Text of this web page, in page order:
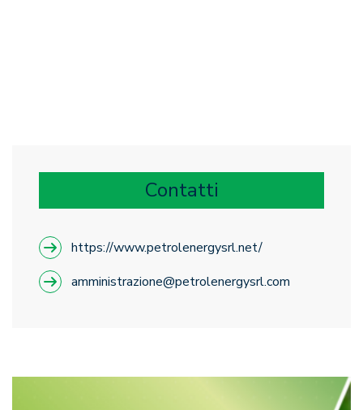
Contatti
https://www.petrolenergysrl.net/
amministrazione@petrolenergysrl.com